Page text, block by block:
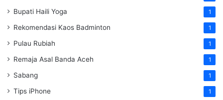
Bupati Haili Yoga 1
Rekomendasi Kaos Badminton 1
Pulau Rubiah 1
Remaja Asal Banda Aceh 1
Sabang 1
Tips iPhone 1